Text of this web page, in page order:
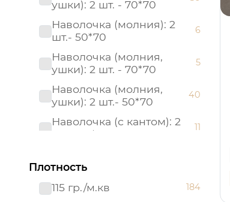
ушки): 2 шт. - 70*70
Наволочка (молния): 2
шт.- 50*70
6
Наволочка (молния,
ушки): 2 шт. - 70*70
5
Наволочка (молния,
ушки): 2 шт.- 50*70
40
Наволочка (с кантом): 2
шт. - 50*70
11
шт. - 70*70
Наволочка: 1 шт. - 40*60 17
Плотность
115 гр./м.кв
184